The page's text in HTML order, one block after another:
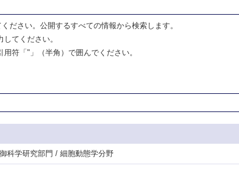
ださい。公開するすべての情報から検索します。
てください。
符「"」（半角）で囲んでください。
科学研究部門 / 細胞動態学分野